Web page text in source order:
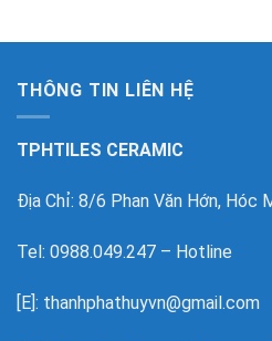
THÔNG TIN LIÊN HỆ
TPHTILES CERAMIC
Địa Chỉ: 8/6 Phan Văn Hớn, Hóc
Tel: 0988.049.247 – Hotline
[E]: thanhphathuyvn@gmail.com